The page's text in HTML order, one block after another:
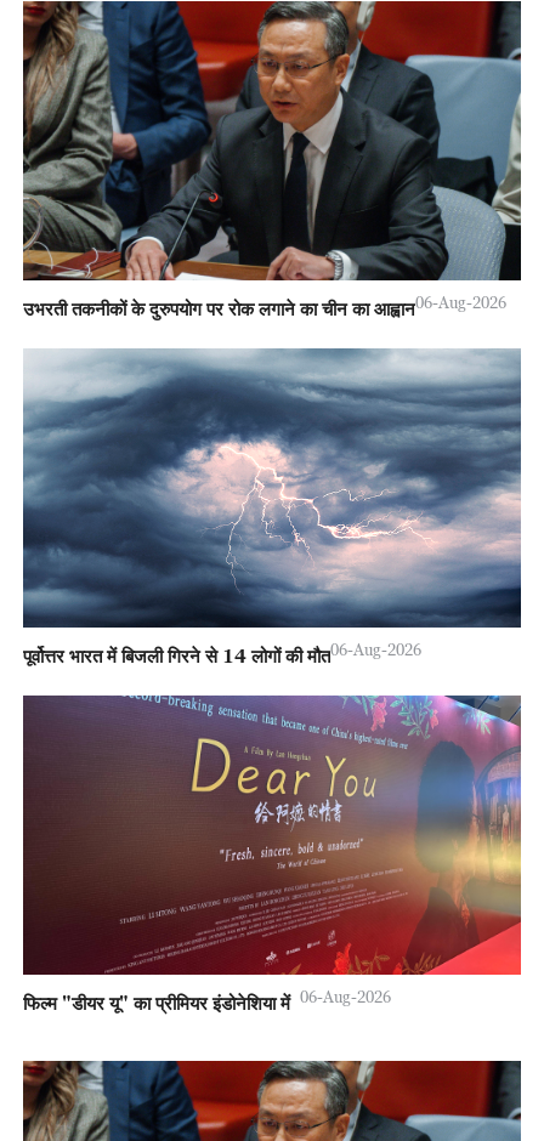
उभरती तकनीकों के दुरुपयोग पर रोक लगाने का चीन का आह्वान06-Aug-2026
पूर्वोत्तर भारत में बिजली गिरने से 14 लोगों की मौत06-Aug-2026
फिल्म "डीयर यू" का प्रीमियर इंडोनेशिया में 06-Aug-2026